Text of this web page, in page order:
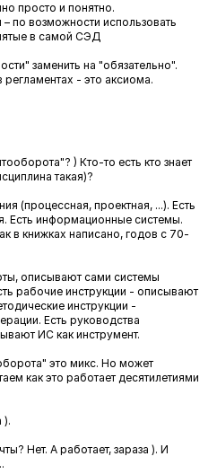
просто и понятно.
по возможности использовать
в самой СЭД
заменить на "обязательно".
- это аксиома.
) Кто-то есть кто знает
такая)?
(процессная, проектная, ...). Есть
Есть информационные системы.
в книжках написано, годов с 70-
описывают сами системы
рабочие инструкции - описывают
инструкции -
Есть руководства
ИС как инструмент.
это микс. Но может
как это работает десятилетиями
).
Нет. А работает, зараза ). И